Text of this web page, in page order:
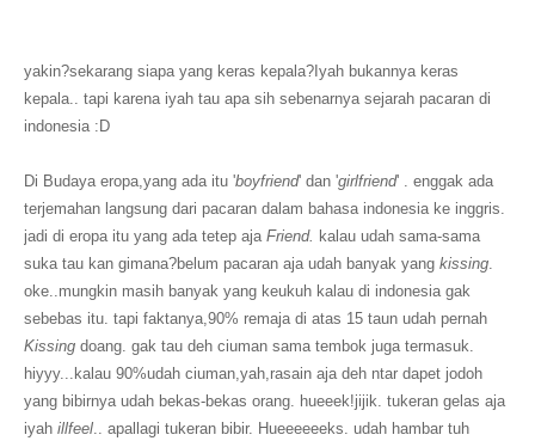
yakin?sekarang siapa yang keras kepala?Iyah bukannya keras
kepala.. tapi karena iyah tau apa sih sebenarnya sejarah pacaran di
indonesia :D
Di Budaya eropa,yang ada itu 'boyfriend' dan 'girlfriend' . enggak ada
terjemahan langsung dari pacaran dalam bahasa indonesia ke inggris.
jadi di eropa itu yang ada tetep aja Friend. kalau udah sama-sama
suka tau kan gimana?belum pacaran aja udah banyak yang kissing.
oke..mungkin masih banyak yang keukuh kalau di indonesia gak
sebebas itu. tapi faktanya,90% remaja di atas 15 taun udah pernah
Kissing doang. gak tau deh ciuman sama tembok juga termasuk.
hiyyy...kalau 90%udah ciuman,yah,rasain aja deh ntar dapet jodoh
yang bibirnya udah bekas-bekas orang. hueeek!jijik. tukeran gelas aja
iyah illfeel.. apallagi tukeran bibir. Hueeeeeeks. udah hambar tuh